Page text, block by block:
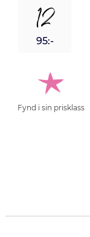
12
95:-
Fynd i sin prisklass